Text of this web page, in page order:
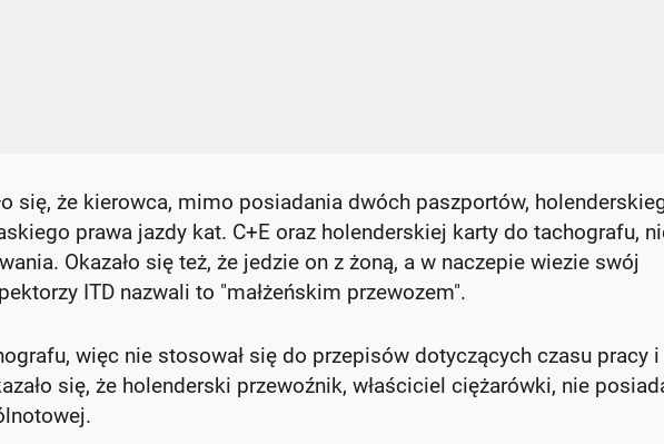
się, że kierowca, mimo posiadania dwóch paszportów,
prawa jazdy kat. C+E oraz holenderskiej karty do tachografu,
Okazało się też, że jedzie on z żoną, a w naczepie wiezie swój
ITD nazwali to "małżeńskim przewozem".
więc nie stosował się do przepisów dotyczących czasu pracy i
się, że holenderski przewoźnik, właściciel ciężarówki, nie